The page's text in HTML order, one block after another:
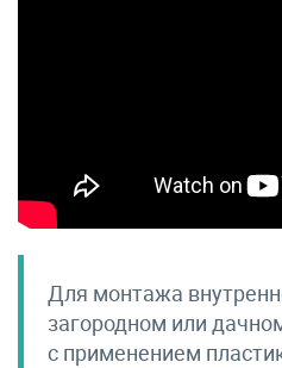
Для монтажа
загородном или
с применением